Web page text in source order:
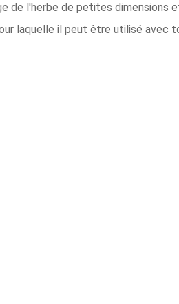
de l'herbe de petites dimensions
laquelle il peut être utilisé